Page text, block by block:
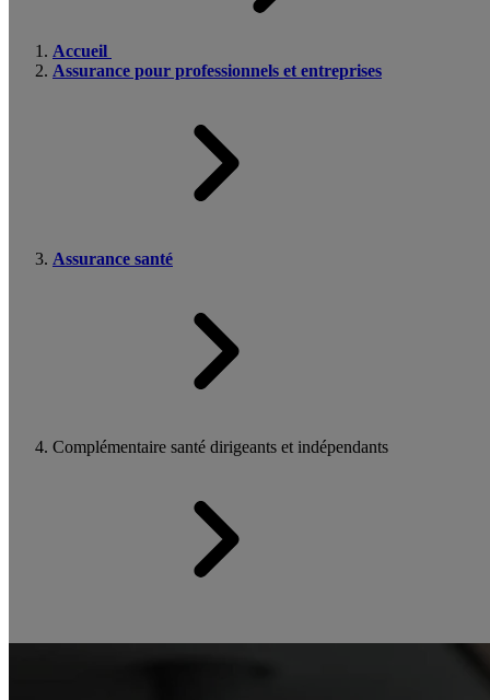
Accueil
Assurance pour professionnels et entreprises
Assurance santé
Complémentaire santé dirigeants et indépendants